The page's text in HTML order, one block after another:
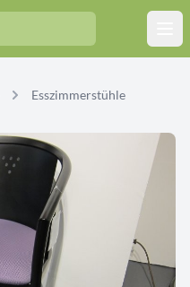
Esszimmerstühle